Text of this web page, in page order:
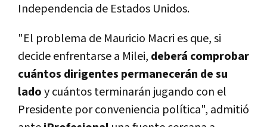
Independencia de Estados Unidos.
"El problema de Mauricio Macri es que, si
decide enfrentarse a Milei, deberá comprobar
cuántos dirigentes permanecerán de su
ladoy cuántos terminarán jugando con el
Presidente por conveniencia política", admitió